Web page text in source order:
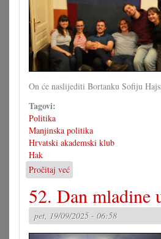
On će naslijediti Bortanku Sofiju
Tagovi:
Politika
Manjinska politika
Hrvatski akademski klub
Hak
Pročitaj već
Popović
novi
predsjednik
HAK-
a
52. Dan mladine
pet, 19/09/2025 - 06:58